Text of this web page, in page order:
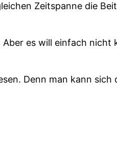
Zeitspanne die
es will einfach nicht
Denn man kann sich